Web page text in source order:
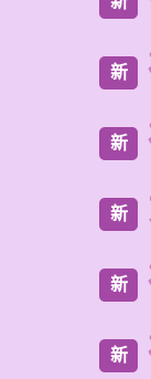
新
新
新
新
新